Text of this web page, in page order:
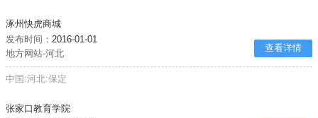
涿州快虎商城
发布时间：2016-01-01
地方网站-河北
查看详情
中国:河北:保定
张家口教育学院